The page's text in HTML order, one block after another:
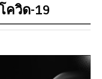
ควิด-19